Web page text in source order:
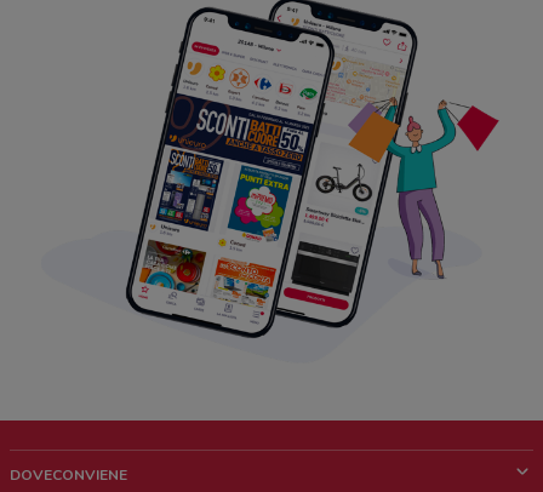
DOVECONVIENE